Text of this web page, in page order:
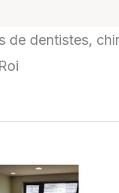
de dentistes,